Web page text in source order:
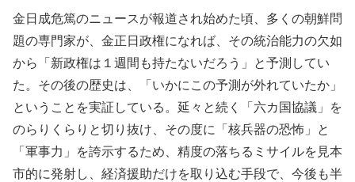
金日成危篤のニュースが報道され始めた頃、多くの朝鮮問
題の専門家が、金正日政権になれば、その統治能力の欠如
から「新政権は１週間も持たないだろう」と予測してい
た。その後の歴史は、「いかにこの予測が外れていたか」
ということを実証している。延々と続く「六カ国協議」を
のらりくらりと切り抜け、その度に「核兵器の恐怖」と
「軍事力」を誇示するため、精度の落ちるミサイルを見本
市的に発射し、経済援助だけを取り込む手段で、今後も半